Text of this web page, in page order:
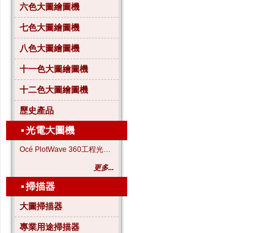
六色大圖繪圖機
七色大圖繪圖機
八色大圖繪圖機
十一色大圖繪圖機
十二色大圖繪圖機
歷史產品
▪光電大圖機
Océ PlotWave 360工程光電大圖機
更多...
▪掃描器
大圖掃描器
專業用途掃描器